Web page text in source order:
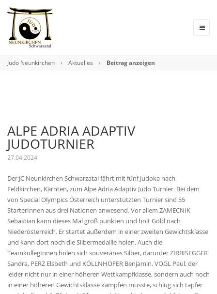
Judo Neunkirchen › Aktuelles › Beitrag anzeigen
ALPE ADRIA ADAPTIV
JUDOTURNIER
27.04.2024
Der JC Neunkirchen Schwarzatal fährt mit fünf Judoka nach
Feldkirchen, Kärnten, zum Alpe Adria Adaptiv Judo Turnier. Bei dem
von Special Olympics Österreich unterstützten Turnier sind 55
StarterInnen aus drei Nationen anwesend. Vor allem ZAMECNIK
Sebastian kann dieses Mal groß punkten und holt Gold nach
Niederösterreich. Er startet außerdem in einer zweiten Gewichtsklasse
und kann dort noch die Silbermedaille holen. Auch die
TeamkollegInnen holen sich souveränes Silber, darunter ZIRBISEGGER
Sandra, PERZ Elsbeth und KÖLLNHOFER Benjamin. VOGL Paul, der
leider nicht nur in einer höheren Wettkampfklasse, sondern auch noch
in einer höheren Gewichtsklasse kämpfen musste, schlug sich tapfer